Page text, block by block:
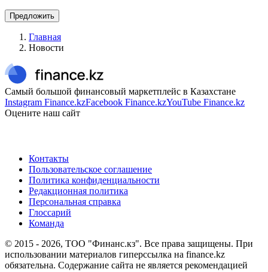
Предложить
Главная
Новости
Самый большой финансовый маркетплейс в Казахстане
Instagram Finance.kzFacebook Finance.kzYouTube Finance.kz
Оцените наш сайт
Контакты
Пользовательское соглашение
Политика конфиденциальности
Редакционная политика
Персональная справка
Глоссарий
Команда
© 2015 - 2026, ТОО "Финанс.кз". Все права защищены. При
использовании материалов гиперссылка на finance.kz
обязательна. Содержание сайта не является рекомендацией